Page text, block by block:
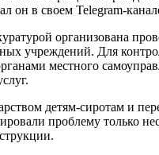
он в своем Telegram-
организована
учреждений. Для
местного
детям-сиротам и
проблему только